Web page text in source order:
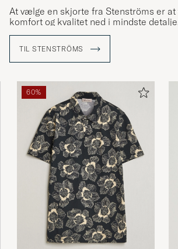
At vælge en skjorte fra Stenströms er
komfort og kvalitet ned i mindste
igennem mindst 60 forskellige trin i
adskillige kritiske kvalitetskontroller
TIL STENSTRÖMS
60%